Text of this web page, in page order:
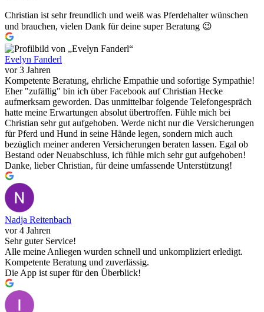
Christian ist sehr freundlich und weiß was Pferdehalter wünschen
und brauchen, vielen Dank für deine super Beratung 😉
Evelyn Fanderl
vor 3 Jahren
Kompetente Beratung, ehrliche Empathie und sofortige Sympathie!
Eher "zufällig" bin ich über Facebook auf Christian Hecke
aufmerksam geworden. Das unmittelbar folgende Telefongespräch
hatte meine Erwartungen absolut übertroffen. Fühle mich bei
Christian sehr gut aufgehoben. Werde nicht nur die Versicherungen
für Pferd und Hund in seine Hände legen, sondern mich auch
bezüglich meiner anderen Versicherungen beraten lassen. Egal ob
Bestand oder Neuabschluss, ich fühle mich sehr gut aufgehoben!
Danke, lieber Christian, für deine umfassende Unterstützung!
Nadja Reitenbach
vor 4 Jahren
Sehr guter Service!
Alle meine Anliegen wurden schnell und unkompliziert erledigt.
Kompetente Beratung und zuverlässig.
Die App ist super für den Überblick!